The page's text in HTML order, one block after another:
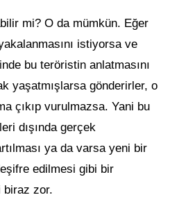
mi? O da mümkün. Eğer
istiyorsa ve
bu teröristin anlatmasını
yaşatmışlarsa gönderirler, o
çıkıp vurulmazsa. Yani bu
dışında gerçek
ya da varsa yeni bir
edilmesi gibi bir
biraz zor.